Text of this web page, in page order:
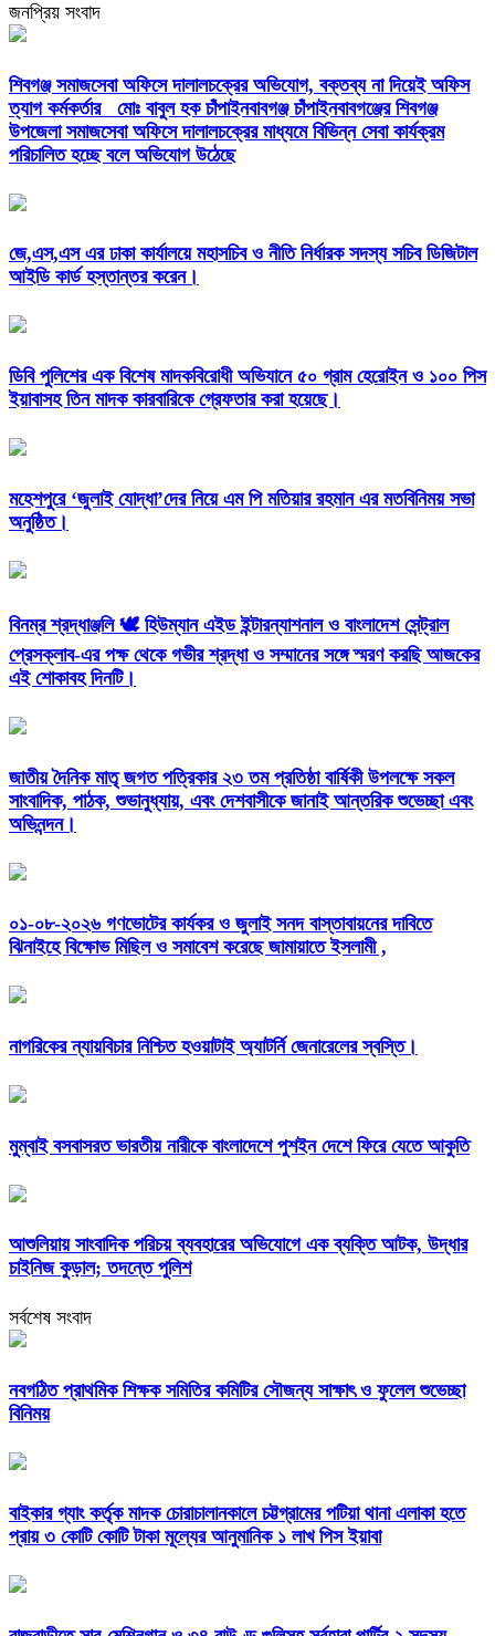
জনপ্রিয় সংবাদ
শিবগঞ্জ সমাজসেবা অফিসে দালালচক্রের অভিযোগ, বক্তব্য না দিয়েই অফিস
ত্যাগ কর্মকর্তার মোঃ বাবুল হক চাঁপাইনবাবগঞ্জ চাঁপাইনবাবগঞ্জের শিবগঞ্জ
উপজেলা সমাজসেবা অফিসে দালালচক্রের মাধ্যমে বিভিন্ন সেবা কার্যক্রম
পরিচালিত হচ্ছে বলে অভিযোগ উঠেছে
জে,এস,এস এর ঢাকা কার্যালয়ে মহাসচিব ও নীতি নির্ধারক সদস্য সচিব ডিজিটাল
আইডি কার্ড হস্তান্তর করেন।
ডিবি পুলিশের এক বিশেষ মাদকবিরোধী অভিযানে ৫০ গ্রাম হেরোইন ও ১০০ পিস
ইয়াবাসহ তিন মাদক কারবারিকে গ্রেফতার করা হয়েছে।
মহেশপুরে ‘জুলাই যোদ্ধা’দের নিয়ে এম পি মতিয়ার রহমান এর মতবিনিময় সভা
অনুষ্ঠিত।
বিনম্র শ্রদ্ধাঞ্জলি 🕊️ হিউম্যান এইড ইন্টারন্যাশনাল ও বাংলাদেশ সেন্ট্রাল
প্রেসক্লাব-এর পক্ষ থেকে গভীর শ্রদ্ধা ও সম্মানের সঙ্গে স্মরণ করছি আজকের
এই শোকাবহ দিনটি।
জাতীয় দৈনিক মাতৃ জগত পত্রিকার ২৩ তম প্রতিষ্ঠা বার্ষিকী উপলক্ষে সকল
সাংবাদিক, পাঠক, শুভানুধ্যায়, এবং দেশবাসীকে জানাই আন্তরিক শুভেচ্ছা এবং
অভিনন্দন।
০১-০৮-২০২৬ গণভোটের কার্যকর ও জুলাই সনদ বাস্তাবায়নের দাবিতে
ঝিনাইহে বিক্ষোভ মিছিল ও সমাবেশ করেছে জামায়াতে ইসলামী ,
নাগরিকের ন্যায়বিচার নিশ্চিত হওয়াটাই অ্যাটর্নি জেনারেলের স্বস্তি।
মুম্বাই বসবাসরত ভারতীয় নারীকে বাংলাদেশে পুশইন দেশে ফিরে যেতে আকুতি
আশুলিয়ায় সাংবাদিক পরিচয় ব্যবহারের অভিযোগে এক ব্যক্তি আটক, উদ্ধার
চাইনিজ কুড়াল; তদন্তে পুলিশ
সর্বশেষ সংবাদ
নবগঠিত প্রাথমিক শিক্ষক সমিতির কমিটির সৌজন্য সাক্ষাৎ ও ফুলেল শুভেচ্ছা
বিনিময়
বাইকার গ্যাং কর্তৃক মাদক চোরাচালানকালে চট্টগ্রামের পটিয়া থানা এলাকা হতে
প্রায় ৩ কোটি কোটি টাকা মূল্যের আনুমানিক ১ লাখ পিস ইয়াবা